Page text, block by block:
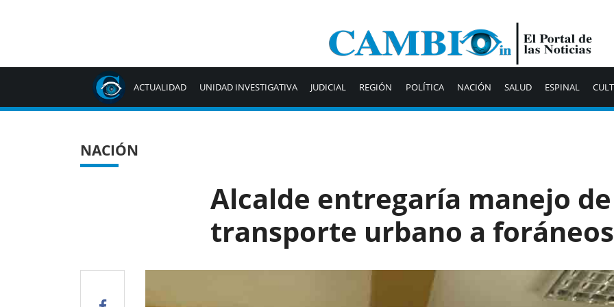
ACTUALIDAD UNIDAD INVESTIGATIVA JUDICIAL REGIÓN POLÍTICA NACIÓN SALUD ESPINAL
NACIÓN
Alcalde entregaría manejo de
transporte urbano a foráneos